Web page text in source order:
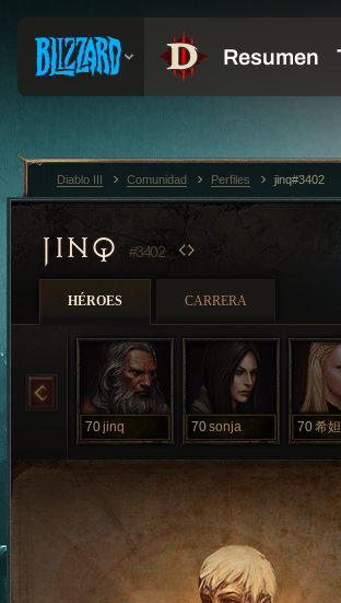
JINQ #3402
HÉROES CARRERA
70jinq 70sonja 70希妲
Diablo III Comunidad Perfiles jinq#3402